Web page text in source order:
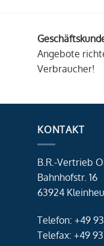
Angebote
Verbraucher!
KONTAKT
B.R.-Vertrieb
Bahnhofstr. 16
63924
Telefon: +49
Telefax: +49